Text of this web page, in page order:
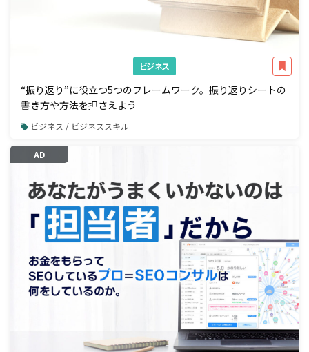
ビジネス
“振り返り”に役立つ5つのフレームワーク。振り返りシートの
書き方や方法を押さえよう
ビジネス / ビジネススキル
AD